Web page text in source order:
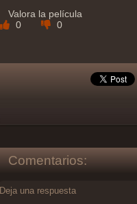
Valora la película
0
0
Comentarios:
Deja una respuesta